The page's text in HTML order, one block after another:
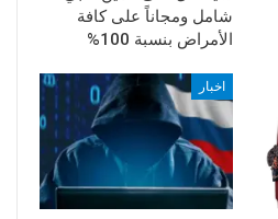
شامل ومجاناً على كافة
الأمراض بنسبة 100%
اخبار